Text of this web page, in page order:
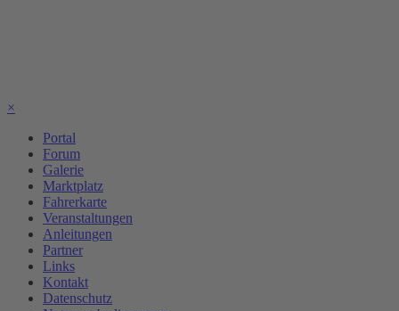
×
Portal
Forum
Galerie
Marktplatz
Fahrerkarte
Veranstaltungen
Anleitungen
Partner
Links
Kontakt
Datenschutz